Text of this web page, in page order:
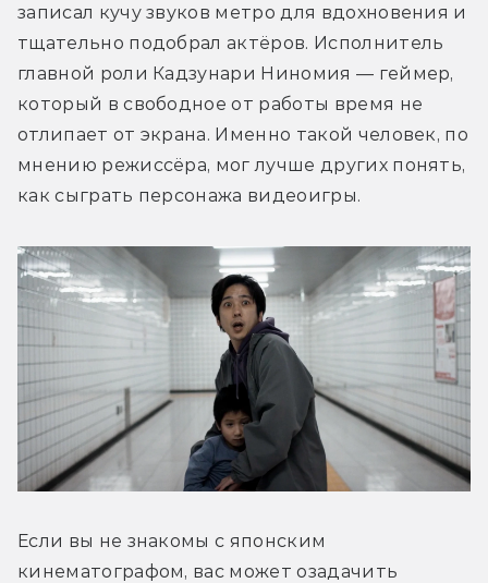
записал кучу звуков метро для вдохновения и
тщательно подобрал актёров. Исполнитель
главной роли Кадзунари Ниномия — геймер,
который в свободное от работы время не
отлипает от экрана. Именно такой человек, по
мнению режиссёра, мог лучше других понять,
как сыграть персонажа видеоигры.
Если вы не знакомы с японским
кинематографом, вас может озадачить